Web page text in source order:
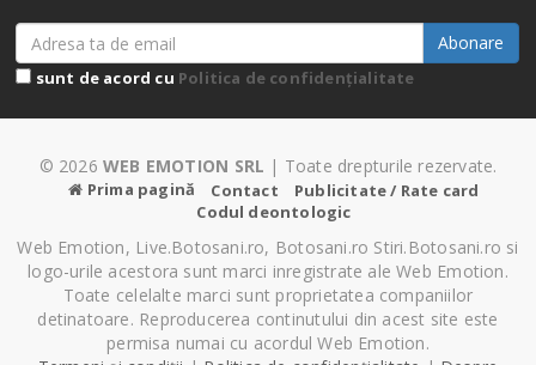
Abonare
sunt de acord cu Politica de confidențialitate
© 2026 WEB EMOTION SRL | Toate drepturile rezervate.
Prima pagină Contact
Publicitate / Rate card
Codul deontologic
Web Emotion, Live.Botosani.ro, Botosani.ro Stiri.Botosani.ro si
logo-urile acestora sunt marci inregistrate ale Web Emotion.
Toate celelalte marci sunt proprietatea companiilor
detinatoare. Reproducerea continutului din acest site este
permisa numai cu acordul Web Emotion.